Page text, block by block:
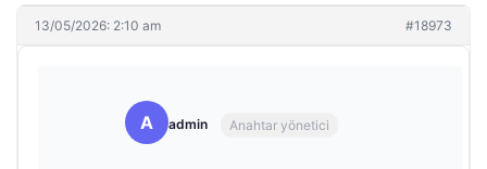
13/05/2026: 2:10 am #18973
A admin Anahtar yönetici